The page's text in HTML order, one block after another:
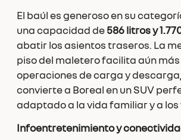
El baúl es generoso en su
una capacidad de586 litros y
abatir los asientos traseros. La
piso del maletero facilita aún más
operaciones de carga y
convierte a Boreal en un SUV
adaptado a la vida familiar y a los
Infoentretenimiento y